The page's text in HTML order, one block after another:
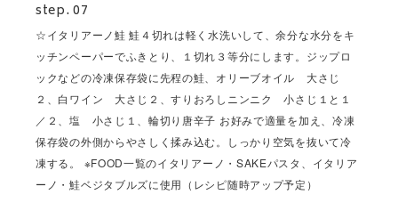
step. 07
☆イタリアーノ鮭 鮭４切れは軽く水洗いして、余分な水分をキ
ッチンペーパーでふきとり、１切れ３等分にします。ジップロ
ックなどの冷凍保存袋に先程の鮭、オリーブオイル 大さじ
２、白ワイン 大さじ２、すりおろしニンニク 小さじ１と１
／２、塩 小さじ１、輪切り唐辛子 お好みで適量を加え、冷凍
保存袋の外側からやさしく揉み込む。しっかり空気を抜いて冷
凍する。 ※FOOD一覧のイタリアーノ・SAKEパスタ、イタリア
ーノ・鮭ベジタブルズに使用（レシピ随時アップ予定）